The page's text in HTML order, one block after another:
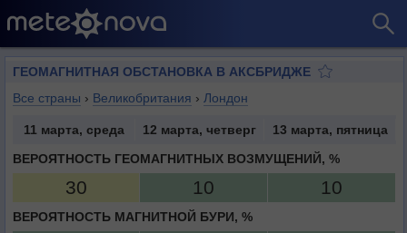
ГЕОМАГНИТНАЯ ОБСТАНОВКА В АКСБРИДЖЕ
Все страны › Великобритания › Лондон
11 марта, среда 12 марта, четверг
13 марта, пятница
ВЕРОЯТНОСТЬ ГЕОМАГНИТНЫХ ВОЗМУЩЕНИЙ, %
30 10 10
ВЕРОЯТНОСТЬ МАГНИТНОЙ БУРИ, %